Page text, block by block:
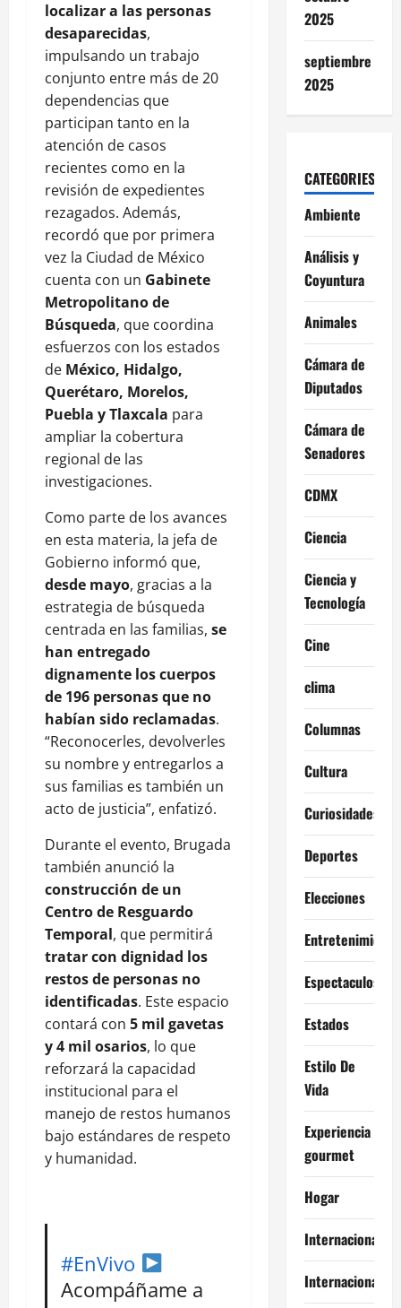
localizar a las personas
desaparecidas,
impulsando un trabajo
conjunto entre más de 20
dependencias que
participan tanto en la
atención de casos
recientes como en la
revisión de expedientes
rezagados. Además,
recordó que por primera
vez la Ciudad de México
cuenta con un Gabinete
Metropolitano de
Búsqueda, que coordina
esfuerzos con los estados
de México, Hidalgo,
Querétaro, Morelos,
Puebla y Tlaxcala para
ampliar la cobertura
regional de las
investigaciones.
Como parte de los avances
en esta materia, la jefa de
Gobierno informó que,
desde mayo, gracias a la
estrategia de búsqueda
centrada en las familias, se
han entregado
dignamente los cuerpos
de 196 personas que no
habían sido reclamadas.
“Reconocerles, devolverles
su nombre y entregarlos a
sus familias es también un
acto de justicia”, enfatizó.
Durante el evento, Brugada
también anunció la
construcción de un
Centro de Resguardo
Temporal, que permitirá
tratar con dignidad los
restos de personas no
identificadas. Este espacio
contará con 5 mil gavetas
y 4 mil osarios, lo que
reforzará la capacidad
institucional para el
manejo de restos humanos
bajo estándares de respeto
y humanidad.
#EnVivo
Acompáñame a
2025
septiembre
2025
CATEGORIES
Ambiente
Análisis y
Coyuntura
Animales
Cámara de
Diputados
Cámara de
Senadores
CDMX
Ciencia
Ciencia y
Tecnología
Cine
clima
Columnas
Cultura
Curiosidades
Deportes
Elecciones
Entretenimiento
Espectaculos
Estados
Estilo De
Vida
Experiencia
gourmet
Hogar
Internacional
Internacionales